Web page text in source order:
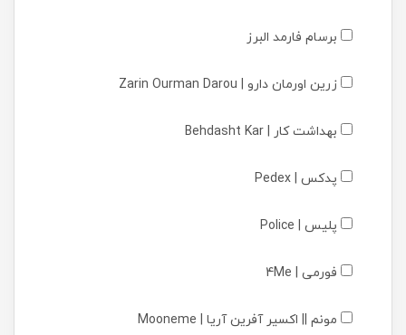
برسام فارمد البرز
زرین اورمان دارو | Zarin Ourman Darou
بهداشت کار | Behdasht Kar
پدکس | Pedex
پلیس | Police
فورمی | 4Me
مونم || اکسیر آفرین آریا | Mooneme